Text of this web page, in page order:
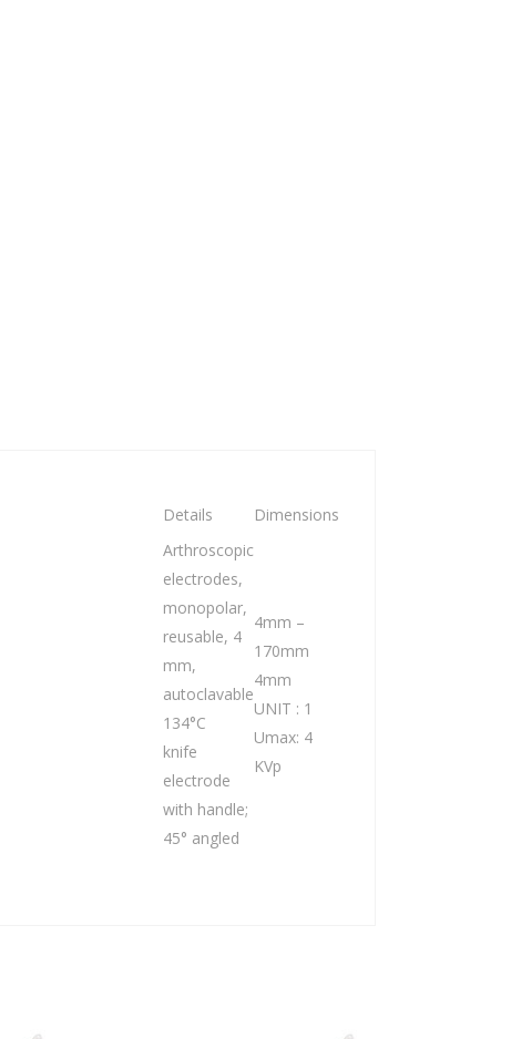
Details Dimensions
Arthroscopic
electrodes,
monopolar,
reusable, 4
mm,
autoclavable
134°C
knife
electrode
with handle;
45° angled
4mm –
170mm
4mm
UNIT : 1
Umax: 4
KVp